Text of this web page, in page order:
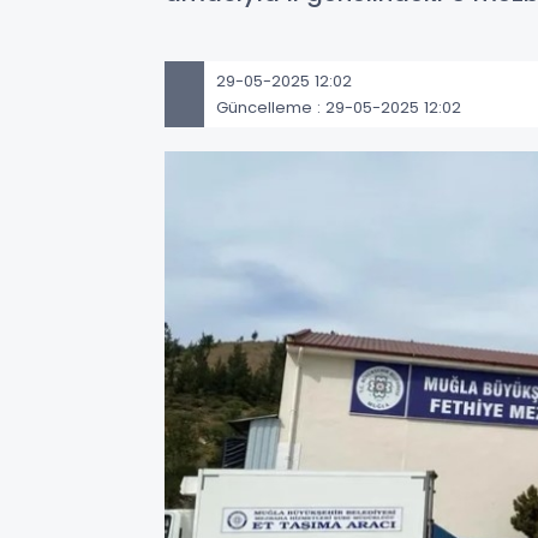
29-05-2025 12:02
Güncelleme : 29-05-2025 12:02